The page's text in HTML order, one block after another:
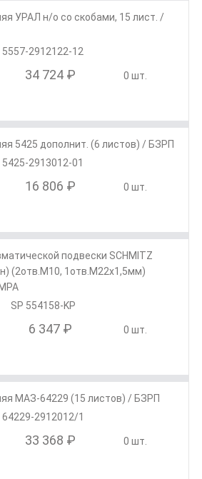
УРАЛ н/о со скобами, 15 лист. /
5557-2912122-12
34 724 ₽ 0 шт.
5425 дополнит. (6 листов) / БЗРП
5425-2913012-01
16 806 ₽ 0 шт.
подвески SCHMITZ
(2отв.M10, 1отв.M22х1,5мм)
SP 554158-KP
6 347 ₽ 0 шт.
МАЗ-64229 (15 листов) / БЗРП
64229-2912012/1
33 368 ₽ 0 шт.